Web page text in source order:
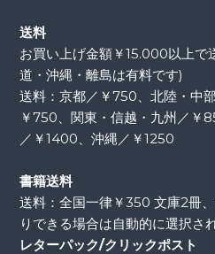
送料
お買い上げ金額￥15.000以上で
道・沖縄・離島は有料です)
送料：京都／￥750、北陸・中
￥750、関東・信越・九州／￥
／￥1400、沖縄／￥1250
書籍送料
送料：全国一律￥350 文庫2冊
りできる場合は自動的に選択さ
レターパック/クリックポスト